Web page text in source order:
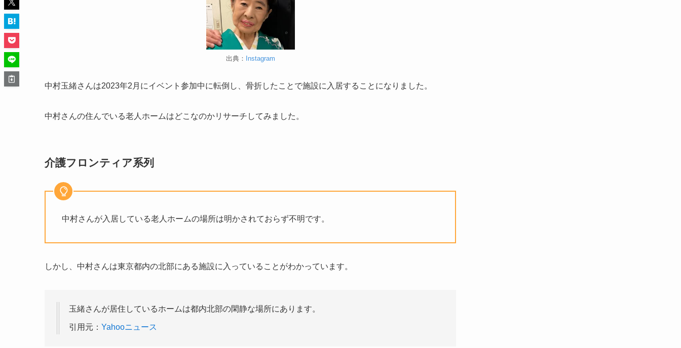
出典： Instagram
中村玉緒さんは2023年2月にイベント参加中に転倒し、骨折したことで施設に入居することになりました。
中村さんの住んでいる老人ホームはどこなのかリサーチしてみました。
介護フロンティア系列
中村さんが入居している老人ホームの場所は明かされておらず不明です。
しかし、中村さんは東京都内の北部にある施設に入っていることがわかっています。
玉緒さんが居住しているホームは都内北部の閑静な場所にあります。
引用元： Yahooニュース